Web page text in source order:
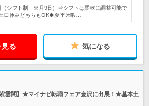
シフト制 ※月9日）⇒シフトは柔軟に調整可能で
日休みどちらもOK◆夏季休暇…
る 気になる
雲閣】★マイナビ転職フェア金沢に出展！★基本土